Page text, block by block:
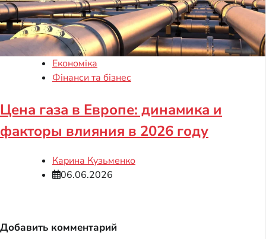
Економіка
Фінанси та бізнес
Цена газа в Европе: динамика и
факторы влияния в 2026 году
Карина Кузьменко
06.06.2026
Добавить комментарий